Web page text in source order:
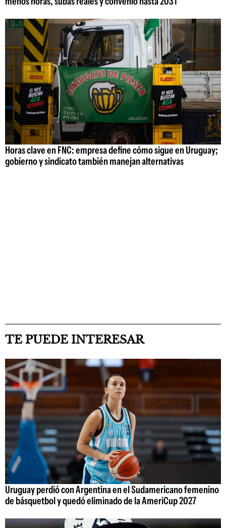
Horas clave en FNC: empresa define cómo sigue en Uruguay;
gobierno y sindicato también manejan alternativas
TE PUEDE INTERESAR
Uruguay perdió con Argentina en el Sudamericano femenino
de básquetbol y quedó eliminado de la AmeriCup 2027